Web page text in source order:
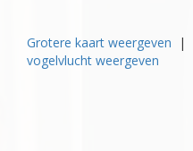
Grotere kaart weergeven |
vogelvlucht weergeven